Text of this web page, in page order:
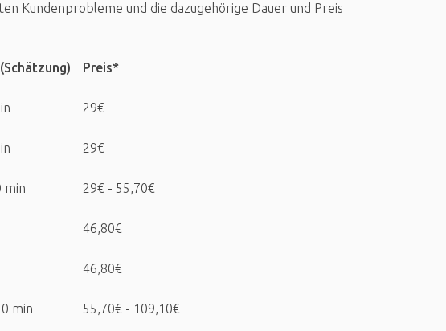
Kundenprobleme und die dazugehörige Dauer und Preis
Preis*
29€
29€
min 29€ - 55,70€
46,80€
46,80€
min 55,70€ - 109,10€